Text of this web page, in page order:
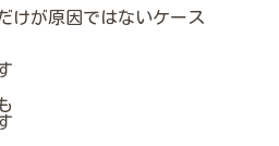
けが原因ではないケース